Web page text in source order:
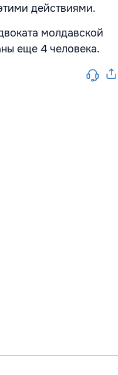
действиями.
молдавской
еще 4 человека.